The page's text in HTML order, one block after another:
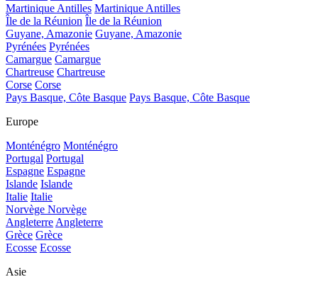
Martinique Antilles Martinique Antilles
Île de la Réunion Île de la Réunion
Guyane, Amazonie Guyane, Amazonie
Pyrénées Pyrénées
Camargue Camargue
Chartreuse Chartreuse
Corse Corse
Pays Basque, Côte Basque Pays Basque, Côte Basque
Europe
Monténégro Monténégro
Portugal Portugal
Espagne Espagne
Islande Islande
Italie Italie
Norvège Norvège
AngleterreAngleterre
Grèce Grèce
Ecosse Ecosse
Asie